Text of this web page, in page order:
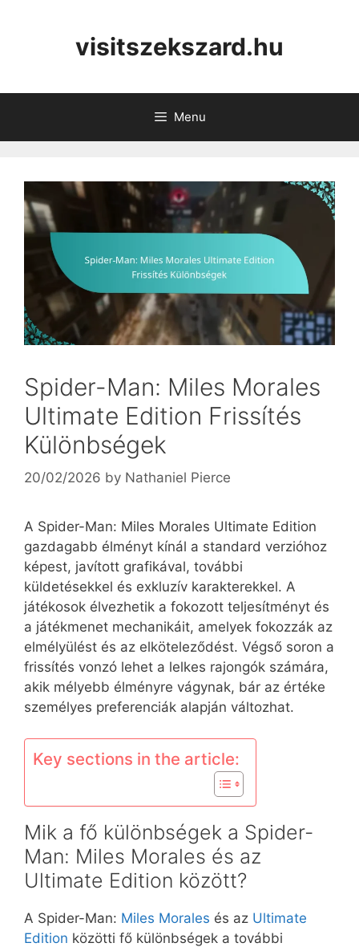
visitszekszard.hu
Menu
Spider-Man: Miles Morales
Ultimate Edition Frissítés
Különbségek
20/02/2026 by Nathaniel Pierce
A Spider-Man: Miles Morales Ultimate Edition
gazdagabb élményt kínál a standard verzióhoz
képest, javított grafikával, további
küldetésekkel és exkluzív karakterekkel. A
játékosok élvezhetik a fokozott teljesítményt és
a játékmenet mechanikáit, amelyek fokozzák az
elmélyülést és az elköteleződést. Végső soron a
frissítés vonzó lehet a lelkes rajongók számára,
akik mélyebb élményre vágynak, bár az értéke
személyes preferenciák alapján változhat.
Key sections in the article:
Mik a fő különbségek a Spider-
Man: Miles Morales és az
Ultimate Edition között?
A Spider-Man: Miles Morales és az Ultimate
Edition közötti fő különbségek a további